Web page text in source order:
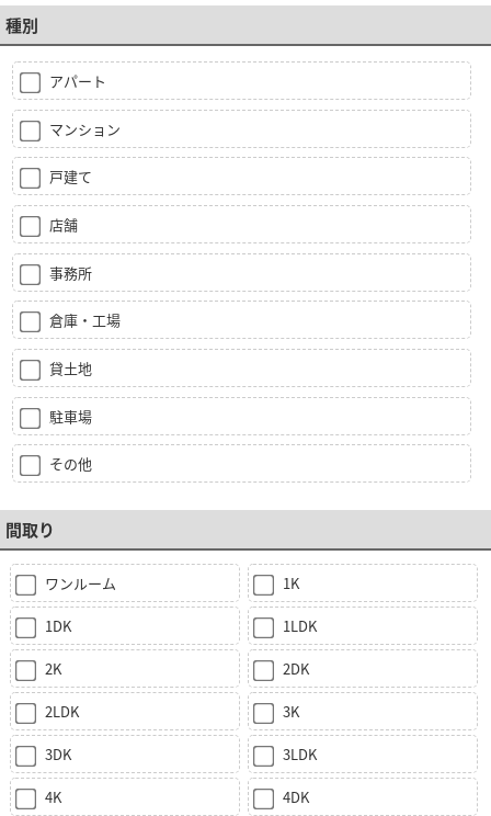
種別
アパート
マンション
戸建て
店舗
事務所
倉庫・工場
貸土地
駐車場
その他
間取り
ワンルーム 1K
1DK 1LDK
2K 2DK
2LDK 3K
3DK 3LDK
4K 4DK